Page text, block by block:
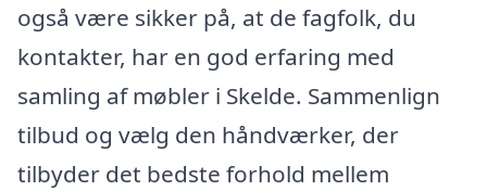
også være sikker på, at de fagfolk, du
kontakter, har en god erfaring med
samling af møbler i Skelde. Sammenlign
tilbud og vælg den håndværker, der
tilbyder det bedste forhold mellem